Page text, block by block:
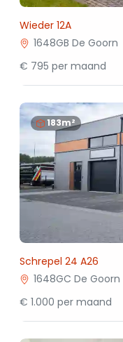
Wieder 12A
1648GB De Goorn
€ 795 per maand
183m²
Schrepel 24 A26
1648GC De Goorn
€ 1.000 per maand